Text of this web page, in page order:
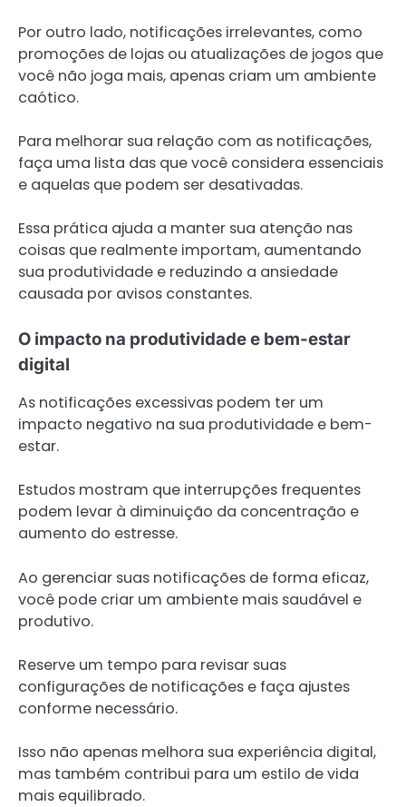
Por outro lado, notificações irrelevantes, como
promoções de lojas ou atualizações de jogos que
você não joga mais, apenas criam um ambiente
caótico.
Para melhorar sua relação com as notificações,
faça uma lista das que você considera essenciais
e aquelas que podem ser desativadas.
Essa prática ajuda a manter sua atenção nas
coisas que realmente importam, aumentando
sua produtividade e reduzindo a ansiedade
causada por avisos constantes.
O impacto na produtividade e bem-estar
digital
As notificações excessivas podem ter um
impacto negativo na sua produtividade e bem-
estar.
Estudos mostram que interrupções frequentes
podem levar à diminuição da concentração e
aumento do estresse.
Ao gerenciar suas notificações de forma eficaz,
você pode criar um ambiente mais saudável e
produtivo.
Reserve um tempo para revisar suas
configurações de notificações e faça ajustes
conforme necessário.
Isso não apenas melhora sua experiência digital,
mas também contribui para um estilo de vida
mais equilibrado.